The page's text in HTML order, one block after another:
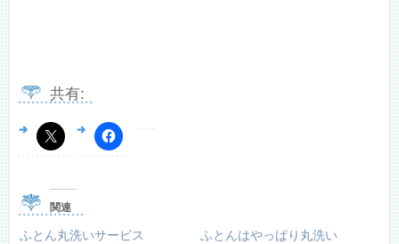
共有:
関連
ふとん丸洗いサービス
ふとんはやっぱり丸洗い